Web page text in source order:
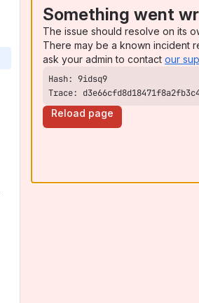
Something went
The issue should resolve on its
There may be a known incident
ask your admin to contact our
Trace:
Reload page